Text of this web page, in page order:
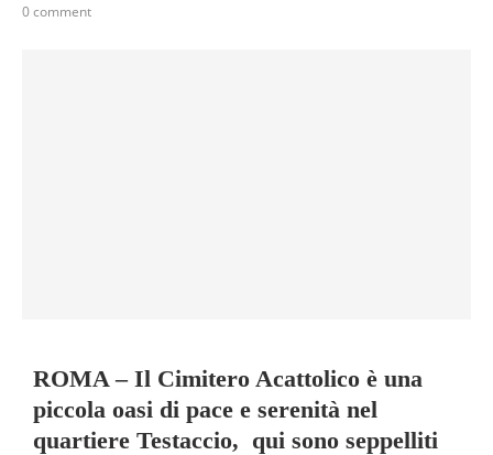
0 comment
ROMA – Il Cimitero Acattolico è una
piccola oasi di pace e serenità nel
quartiere Testaccio, qui sono seppelliti